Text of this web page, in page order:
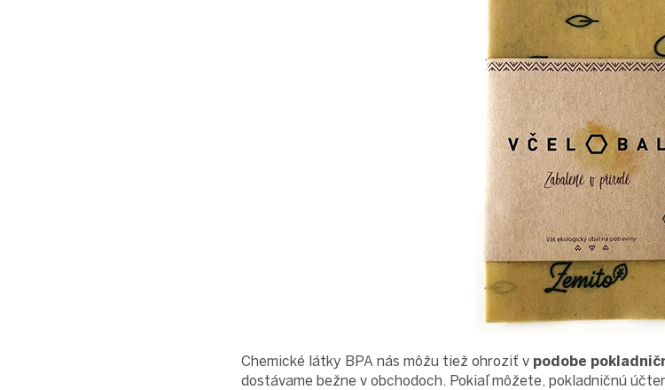
Chemické látky BPA nás môžu tiež ohroziť v podobe
dostávame bežne v obchodoch. Pokiaľ môžete, pokladničnú